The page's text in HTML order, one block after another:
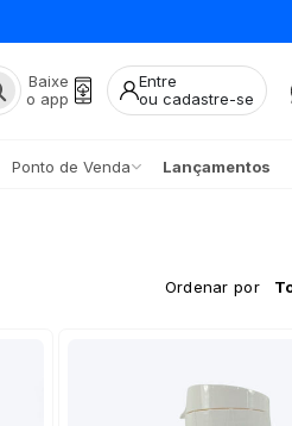
Baixe
o app
Entre
ou cadastre-se
Ponto de Venda Lançamentos
Ordenar por